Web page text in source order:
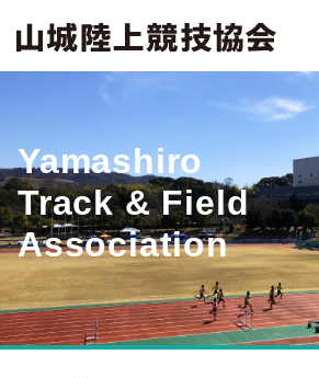
Yamashiro
Track & Field
Association